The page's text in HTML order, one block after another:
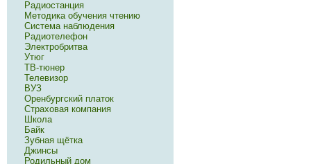
Радиостанция
Методика обучения чтению
Система наблюдения
Радиотелефон
Электробритва
Утюг
ТВ-тюнер
Телевизор
ВУЗ
Оренбургский платок
Страховая компания
Школа
Байк
Зубная щётка
Джинсы
Родильный дом